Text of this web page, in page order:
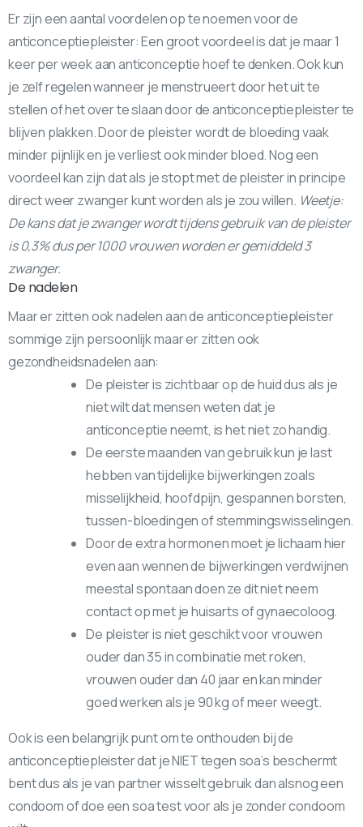
Er zijn een aantal voordelen op te noemen voor de
anticonceptiepleister: Een groot voordeel is dat je maar 1
keer per week aan anticonceptie hoef te denken. Ook kun
je zelf regelen wanneer je menstrueert door het uit te
stellen of het over te slaan door de anticonceptiepleister te
blijven plakken. Door de pleister wordt de bloeding vaak
minder pijnlijk en je verliest ook minder bloed. Nog een
voordeel kan zijn dat als je stopt met de pleister in principe
direct weer zwanger kunt worden als je zou willen. Weetje:
De kans dat je zwanger wordt tijdens gebruik van de pleister
is 0,3% dus per 1000 vrouwen worden er gemiddeld 3
zwanger.
De nadelen
Maar er zitten ook nadelen aan de anticonceptiepleister
sommige zijn persoonlijk maar er zitten ook
gezondheidsnadelen aan:
De pleister is zichtbaar op de huid dus als je
niet wilt dat mensen weten dat je
anticonceptie neemt, is het niet zo handig.
De eerste maanden van gebruik kun je last
hebben van tijdelijke bijwerkingen zoals
misselijkheid, hoofdpijn, gespannen borsten,
tussen-bloedingen of stemmingswisselingen.
Door de extra hormonen moet je lichaam hier
even aan wennen de bijwerkingen verdwijnen
meestal spontaan doen ze dit niet neem
contact op met je huisarts of gynaecoloog.
De pleister is niet geschikt voor vrouwen
ouder dan 35 in combinatie met roken,
vrouwen ouder dan 40 jaar en kan minder
goed werken als je 90 kg of meer weegt.
Ook is een belangrijk punt om te onthouden bij de
anticonceptiepleister dat je NIET tegen soa’s beschermt
bent dus als je van partner wisselt gebruik dan alsnog een
condoom of doe een soa test voor als je zonder condoom